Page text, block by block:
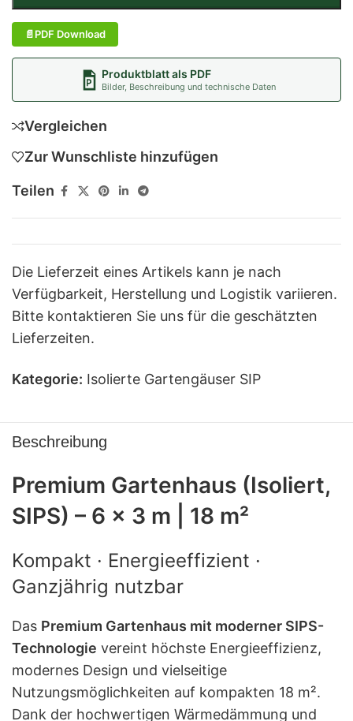
PDF Download
Produktblatt als PDF
Bilder, Beschreibung und technische Daten
Vergleichen
Zur Wunschliste hinzufügen
Teilen
Die Lieferzeit eines Artikels kann je nach
Verfügbarkeit, Herstellung und Logistik variieren.
Bitte kontaktieren Sie uns für die geschätzten
Lieferzeiten.
Kategorie: Isolierte Gartengäuser SIP
Beschreibung
Premium Gartenhaus (Isoliert,
SIPS) – 6 × 3 m | 18 m²
Kompakt · Energieeffizient ·
Ganzjährig nutzbar
Das Premium Gartenhaus mit moderner SIPS-
Technologie vereint höchste Energieeffizienz,
modernes Design und vielseitige
Nutzungsmöglichkeiten auf kompakten 18 m².
Dank der hochwertigen Wärmedämmung und